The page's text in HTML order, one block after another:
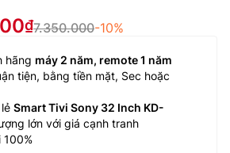
7.350.000-10%
hãng máy 2 năm, remote 1 năm
tiện, bằng tiền mặt, Sec hoặc
Smart Tivi Sony 32 Inch KD-
lớn với giá cạnh tranh
100%